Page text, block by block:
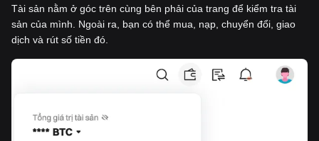
Tài sản nằm ở góc trên cùng bên phải của trang để kiểm tra tài
sản của mình. Ngoài ra, bạn có thể mua, nạp, chuyển đổi, giao
dịch và rút số tiền đó.